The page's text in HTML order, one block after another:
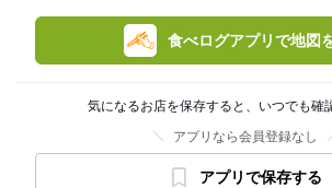
食べログアプリで地図
気になるお店を保存すると、いつでも確
アプリなら会員登録なし
アプリで保存する